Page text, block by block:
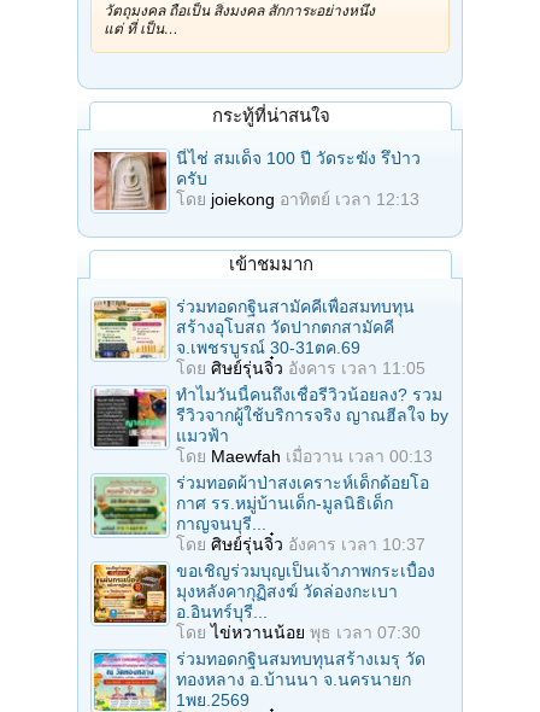
วัตถุมงคล ถือเป็น สิ่งมงคล สักการะอย่างหนึ่ง
แต่ ที่ เป็น…
กระทู้ที่น่าสนใจ
นี่ไช่ สมเด็จ 100 ปี วัดระฆัง รึป่าว
ครับ
โดย joiekong อาทิตย์ เวลา 12:13
เข้าชมมาก
ร่วมทอดกฐินสามัคคีเพื่อสมทบทุน
สร้างอุโบสถ วัดปากตกสามัคคี
จ.เพชรบูรณ์ 30-31ตค.69
โดย ศิษย์รุ่นจิ๋ว อังคาร เวลา 11:05
ทำไมวันนี้คนถึงเชื่อรีวิวน้อยลง? รวม
รีวิวจากผู้ใช้บริการจริง ญาณฮีลใจ by
แมวฟ้า
โดย Maewfah เมื่อวาน เวลา 00:13
ร่วมทอดผ้าป่าสงเคราะห์เด็กด้อยโอ
กาศ รร.หมู่บ้านเด็ก-มูลนิธิเด็ก
กาญจนบุรี...
โดย ศิษย์รุ่นจิ๋ว อังคาร เวลา 10:37
ขอเชิญร่วมบุญเป็นเจ้าภาพกระเบื้อง
มุงหลังคากุฏิสงฆ์ วัดล่องกะเบา
อ.อินทร์บุรี...
โดยไข่หวานน้อย พุธ เวลา 07:30
ร่วมทอดกฐินสมทบทุนสร้างเมรุ วัด
ทองหลาง อ.บ้านนา จ.นครนายก
1พย.2569